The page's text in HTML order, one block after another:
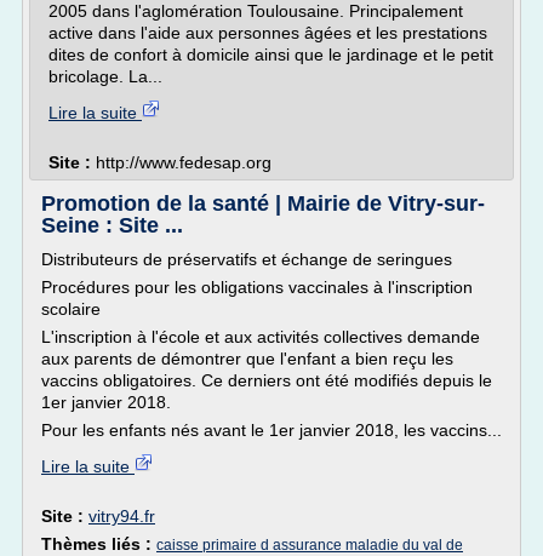
2005 dans l'aglomération Toulousaine. Principalement
active dans l'aide aux personnes âgées et les prestations
dites de confort à domicile ainsi que le jardinage et le petit
bricolage. La...
Lire la suite
Site : http://www.fedesap.org
Promotion de la santé | Mairie de Vitry-sur-
Seine : Site ...
Distributeurs de préservatifs et échange de seringues
Procédures pour les obligations vaccinales à l'inscription
scolaire
L'inscription à l'école et aux activités collectives demande
aux parents de démontrer que l'enfant a bien reçu les
vaccins obligatoires. Ce derniers ont été modifiés depuis le
1er janvier 2018.
Pour les enfants nés avant le 1er janvier 2018, les vaccins...
Lire la suite
Site : vitry94.fr
Thèmes liés : caisse primaire d assurance maladie du val de